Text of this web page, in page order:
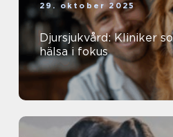
29. oktober 2025
Djursjukvård: Kliniker
hälsa i fokus